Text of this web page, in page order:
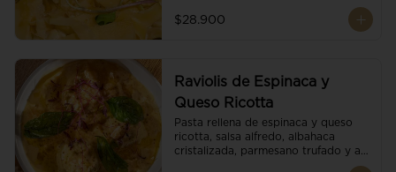
$28.900
Raviolis de Espinaca y
Queso Ricotta
Pasta rellena de espinaca y queso
ricotta, salsa alfredo, albahaca
cristalizada, parmesano trufado y ajo